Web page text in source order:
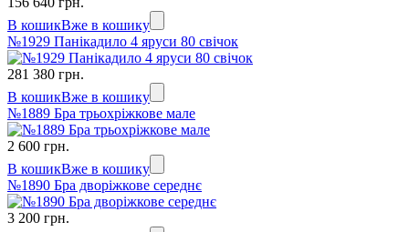
В кошикВже в кошику
№1929 Панікадило 4 яруси 80 свічок
281 380 грн.
В кошикВже в кошику
№1889 Бра трьохріжкове мале
2 600 грн.
В кошикВже в кошику
№1890 Бра дворіжкове середнє
3 200 грн.